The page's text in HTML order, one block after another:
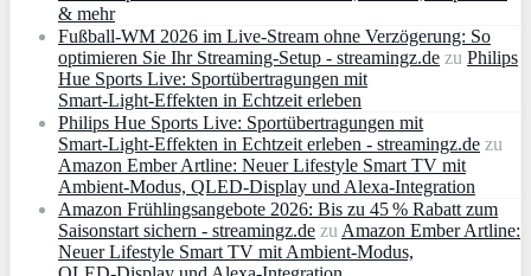
& mehr
Fußball-WM 2026 im Live-Stream ohne Verzögerung: So
optimieren Sie Ihr Streaming-Setup - streamingz.de zu Philips
Hue Sports Live: Sportübertragungen mit
Smart‑Light‑Effekten in Echtzeit erleben
Philips Hue Sports Live: Sportübertragungen mit
Smart‑Light‑Effekten in Echtzeit erleben - streamingz.de zu
Amazon Ember Artline: Neuer Lifestyle Smart TV mit
Ambient‑Modus, QLED‑Display und Alexa‑Integration
Amazon Frühlingsangebote 2026: Bis zu 45 % Rabatt zum
Saisonstart sichern - streamingz.de zuAmazon Ember Artline:
Neuer Lifestyle Smart TV mit Ambient‑Modus,